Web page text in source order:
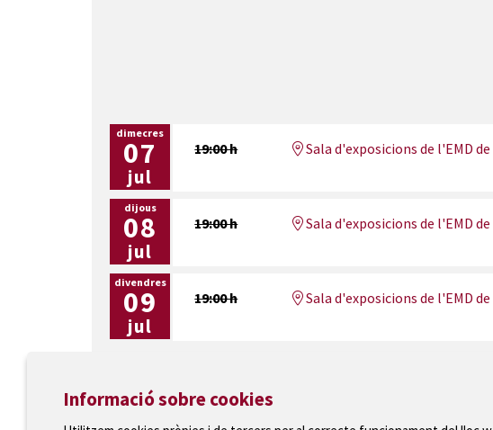
dimecres
07
jul
19:00 h Sala d'exposicions de l'EMD
dijous
08
jul
19:00 h Sala d'exposicions de l'EMD
divendres
09
jul
19:00 h Sala d'exposicions de l'EMD
Informació sobre cookies